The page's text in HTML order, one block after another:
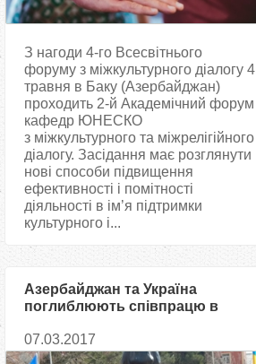
З нагоди 4-го Всесвітнього
форуму з міжкультурного діалогу 4
травня в Баку (Азербайджан)
проходить 2-й Академічний форум
кафедр ЮНЕСКО
з міжкультурного та міжрелігійного
діалогу. Засідання має розглянути
нові способи підвищення
ефективності і помітності
діяльності в ім’я підтримки
культурного і...
Азербайджан та Україна
поглиблюють співпрацю в
07.03.2017